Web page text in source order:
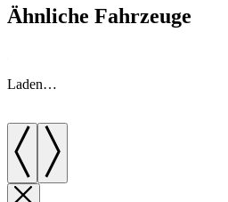
Ähnliche Fahrzeuge
Laden…